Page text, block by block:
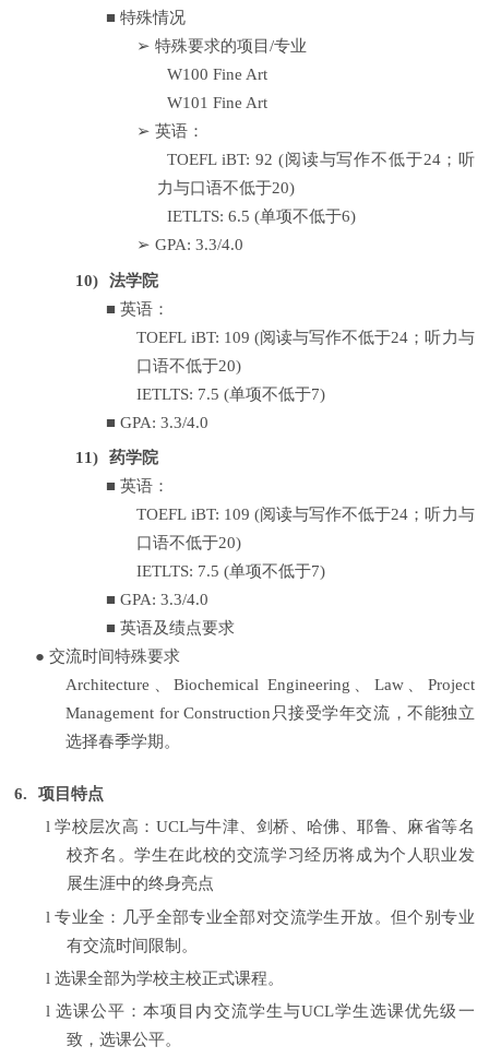
■ 特殊情况
➢ 特殊要求的项目/专业
W100 Fine Art
W101 Fine Art
➢ 英语：
TOEFL iBT: 92 (阅读与写作不低于24；听
力与口语不低于20)
IETLTS: 6.5 (单项不低于6)
➢ GPA: 3.3/4.0
10)
法学院
■ 英语：
TOEFL iBT: 109 (阅读与写作不低于24 ；听力与
口语不低于20)
IETLTS: 7.5 (单项不低于7)
■ GPA: 3.3/4.0
11)
药学院
■ 英语：
TOEFL iBT: 109 (阅读与写作不低于24 ；听力与
口语不低于20)
IETLTS: 7.5 (单项不低于7)
■ GPA: 3.3/4.0
■ 英语及绩点要求
● 交流时间特殊要求
Architecture 、Biochemical Engineering Law、 Project
Management for Construction 只接受学年交流，不能独立
选择春季学期。
6.
项目特点
l学校层次高： UCL与牛津、剑桥、哈佛、耶鲁、麻省等名
校齐名。学生在此校的交流学习经历将成为个人职业发
展生涯中的终身亮点
l专业全：几乎全部专业全部对交流学生开放。但个别专业
有交流时间限制。
l 选课全部为学校主校正式课程。
l 选课公平：本项目内交流学生与UCL学生选课优先级一
致，选课公平。